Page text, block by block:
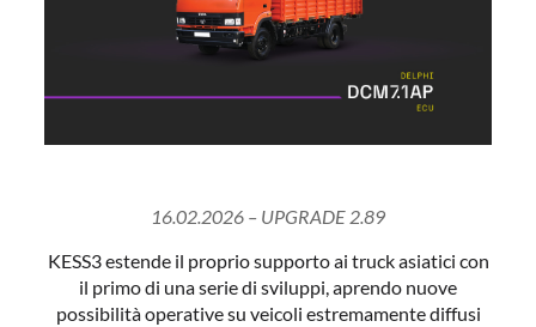
16.02.2026 – UPGRADE 2.89
KESS3 estende il proprio supporto ai truck asiatici con
il primo di una serie di sviluppi, aprendo nuove
possibilità operative su veicoli estremamente diffusi